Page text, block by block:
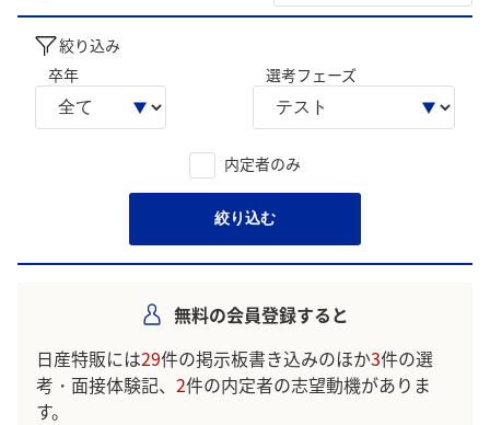
絞り込み
卒年
選考フェーズ
内定者のみ
絞り込む
無料の会員登録すると
日産特販には29件の掲示板書き込みのほか3件の選
考・面接体験記、 2件の内定者の志望動機がありま
す。